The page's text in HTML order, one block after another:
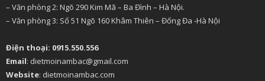
– Văn phòng 2: Ngõ 290 Kim Mã – Ba Đình – Hà Nội.
– Văn phòng 3: Số 51 Ngõ 160 Khâm Thiên – Đống Đa -Hà Nội
Điện thoại: 0915.550.556
Email: dietmoinambac@gmail.com
Website: dietmoinambac.com